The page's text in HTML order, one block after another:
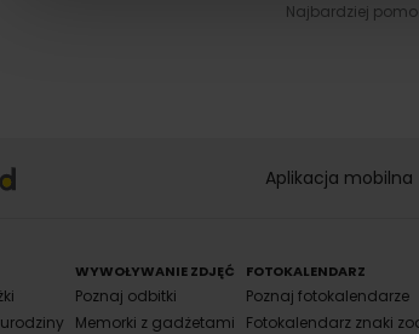
Najbardziej
Aplikacja mobilna
WYWOŁYWANIE ZDJĘĆ
Poznaj odbitki
Memorki z gadżetami
FOTOKALENDARZ
Poznaj fotokalendarze
Fotokalendarz znaki